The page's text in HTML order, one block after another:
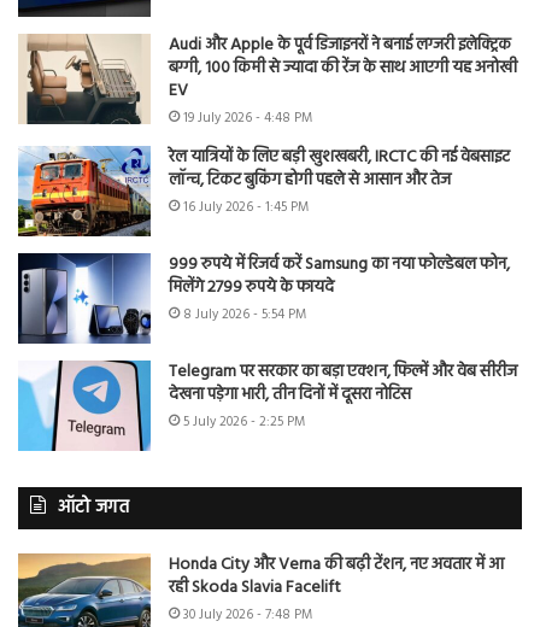
Audi और Apple के पूर्व डिजाइनरों ने बनाई लग्जरी इलेक्ट्रिक
बग्गी, 100 किमी से ज्यादा की रेंज के साथ आएगी यह अनोखी
EV
19 July 2026 - 4:48 PM
रेल यात्रियों के लिए बड़ी खुशखबरी, IRCTC की नई वेबसाइट
लॉन्च, टिकट बुकिंग होगी पहले से आसान और तेज
16 July 2026 - 1:45 PM
999 रुपये में रिजर्व करें Samsung का नया फोल्डेबल फोन,
मिलेंगे 2799 रुपये के फायदे
8 July 2026 - 5:54 PM
Telegram पर सरकार का बड़ा एक्शन, फिल्में और वेब सीरीज
देखना पड़ेगा भारी, तीन दिनों में दूसरा नोटिस
5 July 2026 - 2:25 PM
ऑटो जगत
Honda City और Verna की बढ़ी टेंशन, नए अवतार में आ
रही Skoda Slavia Facelift
30 July 2026 - 7:48 PM